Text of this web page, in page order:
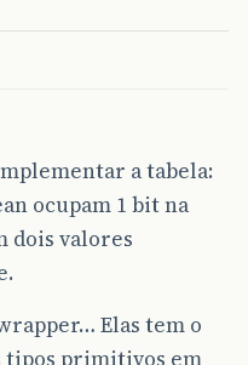
a tabela:
ocupam 1 bit na
dois valores
Elas tem o
tipos primitivos em